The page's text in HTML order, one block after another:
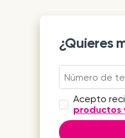
¿Quieres
Acepto
productos